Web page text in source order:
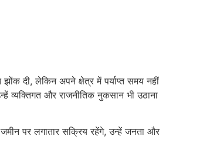
दी, लेकिन अपने क्षेत्र में पर्याप्त समय नहीं
व्यक्तिगत और राजनीतिक नुकसान भी उठाना
पर लगातार सक्रिय रहेंगे, उन्हें जनता और